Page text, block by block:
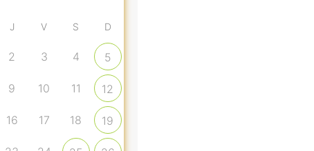
J V S D
2 3 4 5
9 10 11 12
16 17 18 19